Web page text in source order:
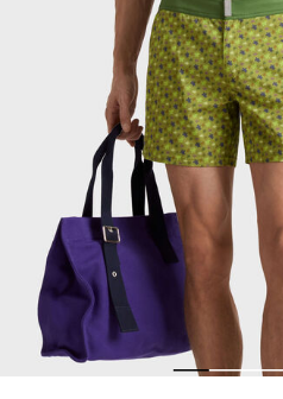
Slip
Magici
Vedi tutti i Costumi da bagno
Abbigliamento
Polo
Camicie
Bermuda
Pullover e Cardigan
Capispalla
Pantaloni
Maglieria